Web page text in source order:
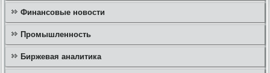
Финансовые новости
Промышленность
Биржевая аналитика